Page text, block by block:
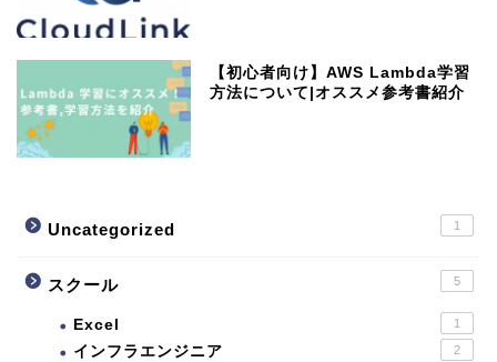
【初心者向け】AWS Lambda学習
方法について|オススメ参考書紹介
Uncategorized 1
スクール 5
Excel 1
インフラエンジニア 2